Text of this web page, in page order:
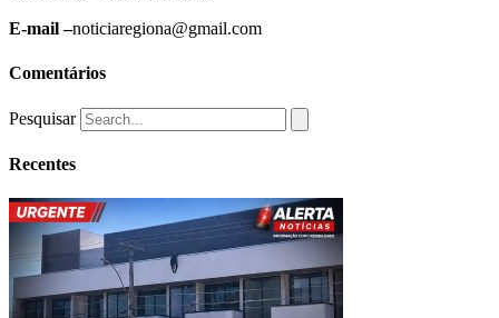
E-mail –noticiaregiona@gmail.com
Comentários
Pesquisar
Recentes